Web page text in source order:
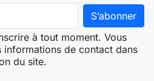
à tout moment. Vous
de contact dans
du site.